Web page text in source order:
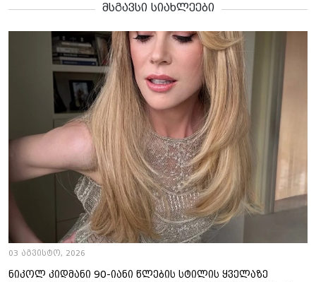
მსგავსი სიახლეები
03 აგვისტო, 2026
ნიკოლ კიდმანი 90-იანი წლების სტილის ყველაზე